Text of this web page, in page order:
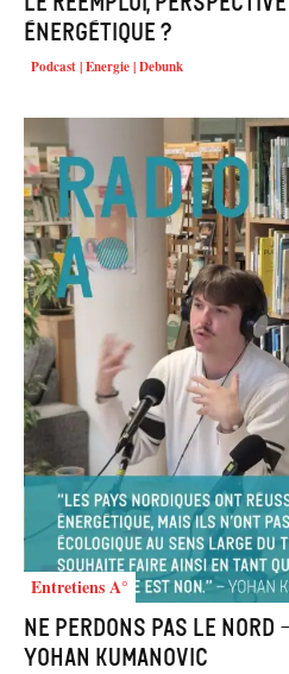
énergétique ?
Podcast | Energie | Debunk
Entretiens A°
Ne Perdons pas le nord
Yohan Kumanovic